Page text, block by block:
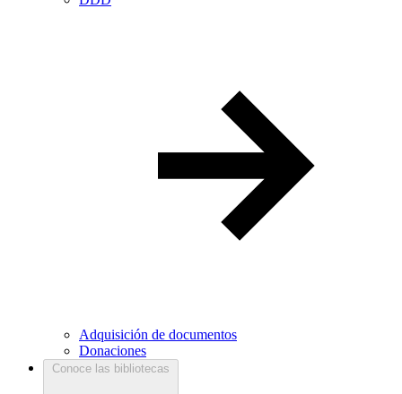
Adquisición de documentos
Donaciones
Conoce las bibliotecas